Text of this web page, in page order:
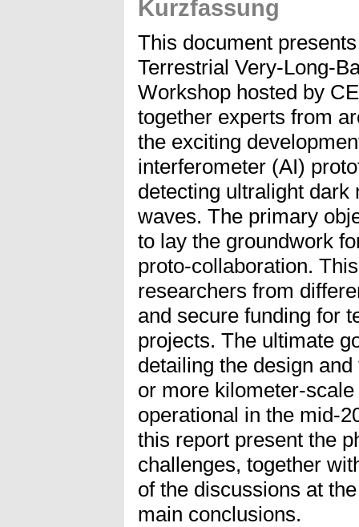
Kurzfassung
This document
Terrestrial Very-Long-
Workshop hosted by
together experts from
the exciting
interferometer (AI)
detecting ultralight
waves. The primary
to lay the groundwork
proto-collaboration.
researchers from
and secure funding for
projects. The ultimate
detailing the design
or more kilometer-
operational in the mid-
this report present the
challenges, together
of the discussions at
main conclusions.